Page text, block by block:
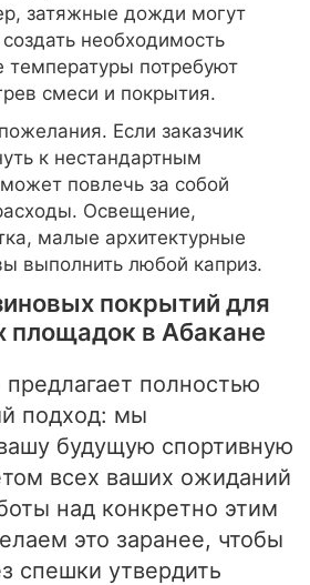
затяжные дожди могут
необходимость
температуры потребуют
смеси и покрытия.
Если заказчик
к нестандартным
повлечь за собой
Освещение,
малые архитектурные
выполнить любой каприз.
покрытий для
площадок в Абакане
полностью
подход: мы
будущую спортивную
всех ваших ожиданий
над конкретно этим
это заранее, чтобы
спешки утвердить